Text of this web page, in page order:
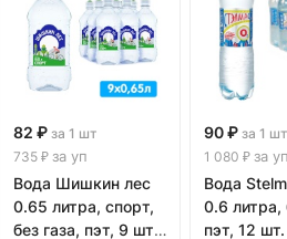
82 ₽ за 1 шт
735 ₽ за уп
Вода Шишкин лес
0.65 литра, спорт,
без газа, пэт, 9 шт.
90 ₽ за 1 шт
1 080 ₽ за
Вода
0.6 литра,
пэт, 12